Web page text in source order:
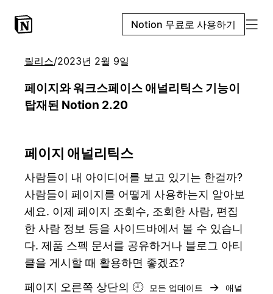
Notion 무료로 사용하기
릴리스/2023년 2월 9일
페이지와 워크스페이스 애널리틱스 기능이
탑재된 Notion 2.20
페이지 애널리틱스
사람들이 내 아이디어를 보고 있기는 한걸까?
사람들이 페이지를 어떻게 사용하는지 알아보
세요. 이제 페이지 조회수, 조회한 사람, 편집
한 사람 정보 등을 사이드바에서 볼 수 있습니
다. 제품 스펙 문서를 공유하거나 블로그 아티
클을 게시할 때 활용하면 좋겠죠?
페이지 오른쪽 상단의 🕘
모든 업데이트 →
애널